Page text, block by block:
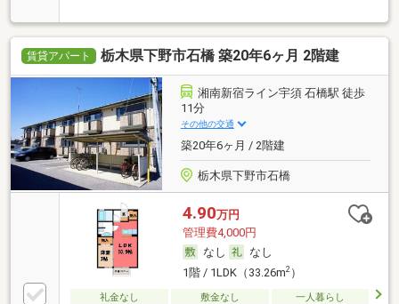
賃貸アパート 栃木県下野市石橋 築20年6ヶ月 2階建
湘南新宿ライン宇須 石橋駅 徒歩
11分
その他の交通
築20年6ヶ月 / 2階建
栃木県下野市石橋
4.90万円
管理費4,000円
なし
なし
1階 / 1LDK（33.26m2）
礼金なし 敷金なし
一人暮らし